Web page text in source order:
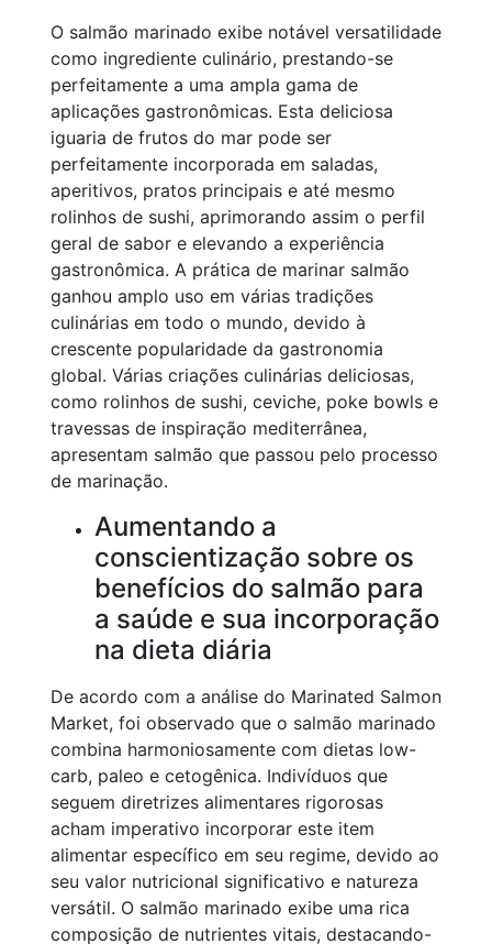
O salmão marinado exibe notável versatilidade
como ingrediente culinário, prestando-se
perfeitamente a uma ampla gama de
aplicações gastronômicas. Esta deliciosa
iguaria de frutos do mar pode ser
perfeitamente incorporada em saladas,
aperitivos, pratos principais e até mesmo
rolinhos de sushi, aprimorando assim o perfil
geral de sabor e elevando a experiência
gastronômica. A prática de marinar salmão
ganhou amplo uso em várias tradições
culinárias em todo o mundo, devido à
crescente popularidade da gastronomia
global. Várias criações culinárias deliciosas,
como rolinhos de sushi, ceviche, poke bowls e
travessas de inspiração mediterrânea,
apresentam salmão que passou pelo processo
de marinação.
Aumentando a
conscientização sobre os
benefícios do salmão para
a saúde e sua incorporação
na dieta diária
De acordo com a análise do Marinated Salmon
Market, foi observado que o salmão marinado
combina harmoniosamente com dietas low-
carb, paleo e cetogênica. Indivíduos que
seguem diretrizes alimentares rigorosas
acham imperativo incorporar este item
alimentar específico em seu regime, devido ao
seu valor nutricional significativo e natureza
versátil. O salmão marinado exibe uma rica
composição de nutrientes vitais, destacando-